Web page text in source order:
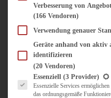
DIPS,
Verbesserung von
(166 Vendoren)
Verwendung genauer
Geräte anhand von aktiv
identifizieren
(20 Vendoren)
Es folgt eine Liste der Service-
Essenziell (3 Provider)
Essenzielle Services
das ordnungsgemäße